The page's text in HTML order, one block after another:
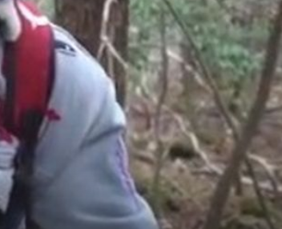
LI USPJETI?
i video: Ella Dvornik tjedan dana
s 30 eura!